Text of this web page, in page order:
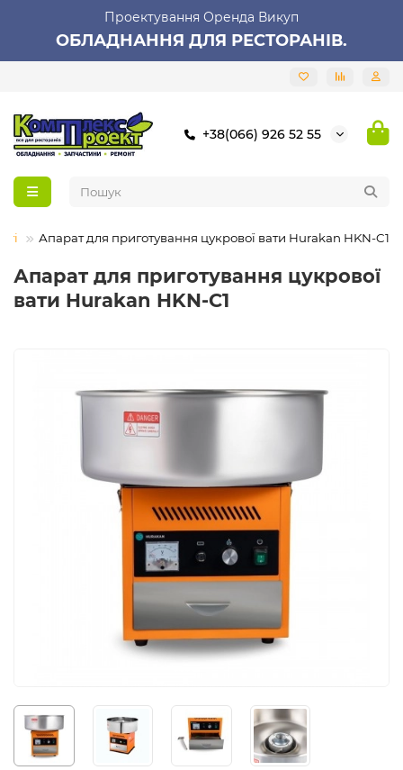
Проектування Оренда Викуп
ОБЛАДНАННЯ ДЛЯ РЕСТОРАНІВ.
+38(066) 926 52 55
Апарат для приготування цукрової вати Hurakan HKN-C1
Апарат для приготування цукрової
вати Hurakan HKN-C1